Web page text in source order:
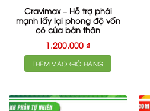
Cravimax – Hỗ trợ phái
mạnh lấy lại phong độ vốn
có của bản thân
1.200.000 ₫
THÊM VÀO GIỎ HÀNG